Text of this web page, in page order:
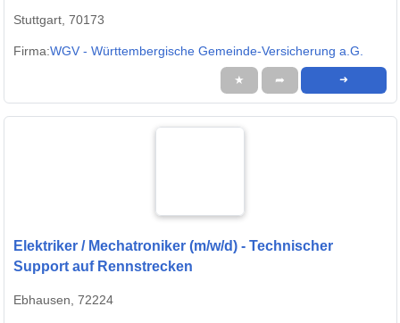
Stuttgart, 70173
Firma:WGV - Württembergische Gemeinde-Versicherung a.G.
★ ➦ ➜
Elektriker / Mechatroniker (m/w/d) - Technischer
Support auf Rennstrecken
Ebhausen, 72224